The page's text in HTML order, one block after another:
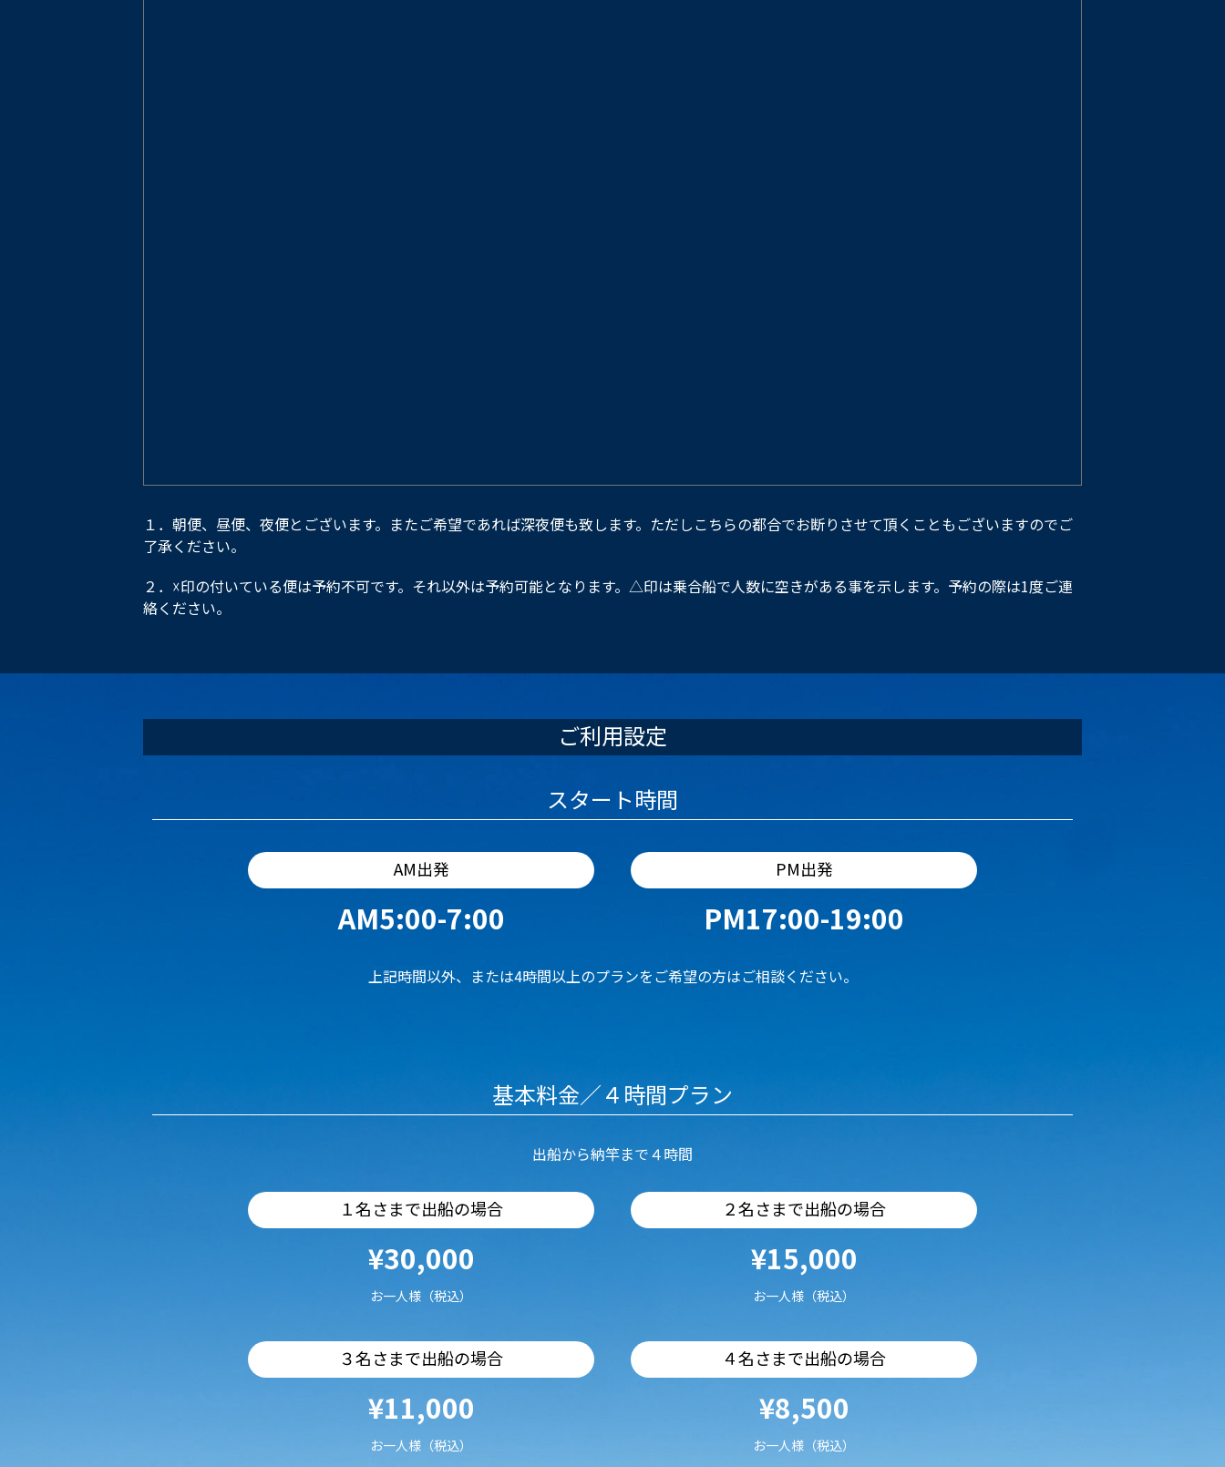
１．朝便、昼便、夜便とございます。またご希望であれば深夜便も致します。ただしこちらの都合でお断りさせて頂くこともございますのでご
了承ください。
２．☓印の付いている便は予約不可です。それ以外は予約可能となります。△印は乗合船で人数に空きがある事を示します。予約の際は1度ご連
絡ください。
ご利用設定
スタート時間
AM出発
AM5:00-7:00
PM出発
PM17:00-19:00
上記時間以外、または4時間以上のプランをご希望の方はご相談ください。
基本料金／４時間プラン
出船から納竿まで４時間
１名さまで出船の場合
¥30,000
お一人様（税込）
２名さまで出船の場合
¥15,000
お一人様（税込）
３名さまで出船の場合
¥11,000
お一人様（税込）
４名さまで出船の場合
¥8,500
お一人様（税込）